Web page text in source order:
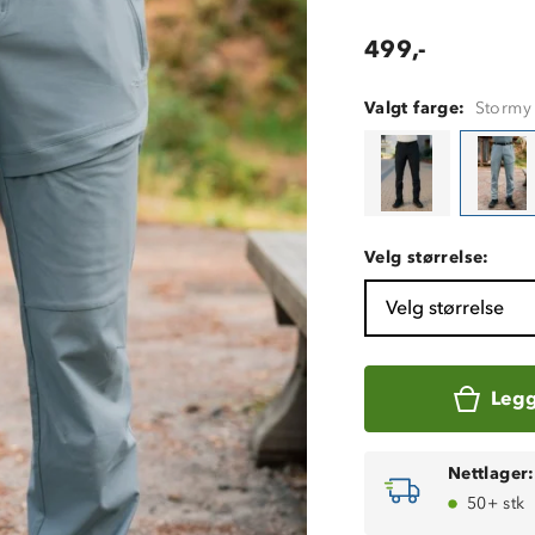
499,-
Valgt farge:
Velg størrelse:
Velg størrelse
Nettlager:
50+ stk